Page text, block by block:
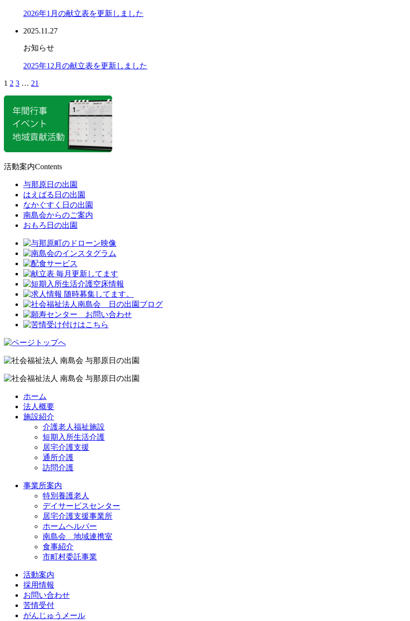
2026年1月の献立表を更新しました
2025.11.27
お知らせ
2025年12月の献立表を更新しました
1 2 3 … 21
活動案内Contents
与那原日の出園
はえばる日の出園
なかぐすく日の出園
南島会からのご案内
おもろ日の出園
ホーム
法人概要
施設紹介
介護老人福祉施設
短期入所生活介護
居宅介護支援
通所介護
訪問介護
事業所案内
特別養護老人
デイサービスセンター
居宅介護支援事業所
ホームヘルパー
南島会 地域連携室
食事紹介
市町村委託事業
活動案内
採用情報
お問い合わせ
苦情受付
がんじゅうメール